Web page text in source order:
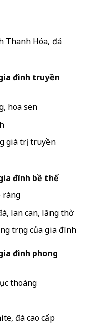
Thanh Hóa, đá
đình truyền
hoa sen
giá trị truyền
đình bề thế
ràng
lan can, lăng thờ
trọng của gia đình
đình phong
thoáng
đá cao cấp